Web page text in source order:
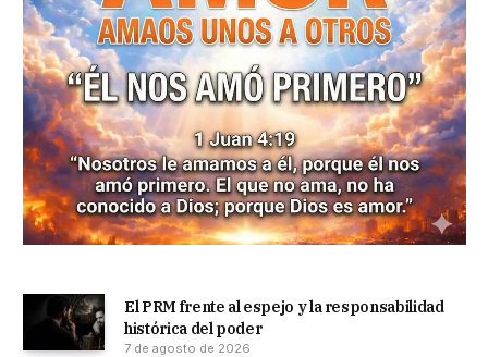
El PRM frente al espejo y la responsabilidad
histórica del poder
7 de agosto de 2026